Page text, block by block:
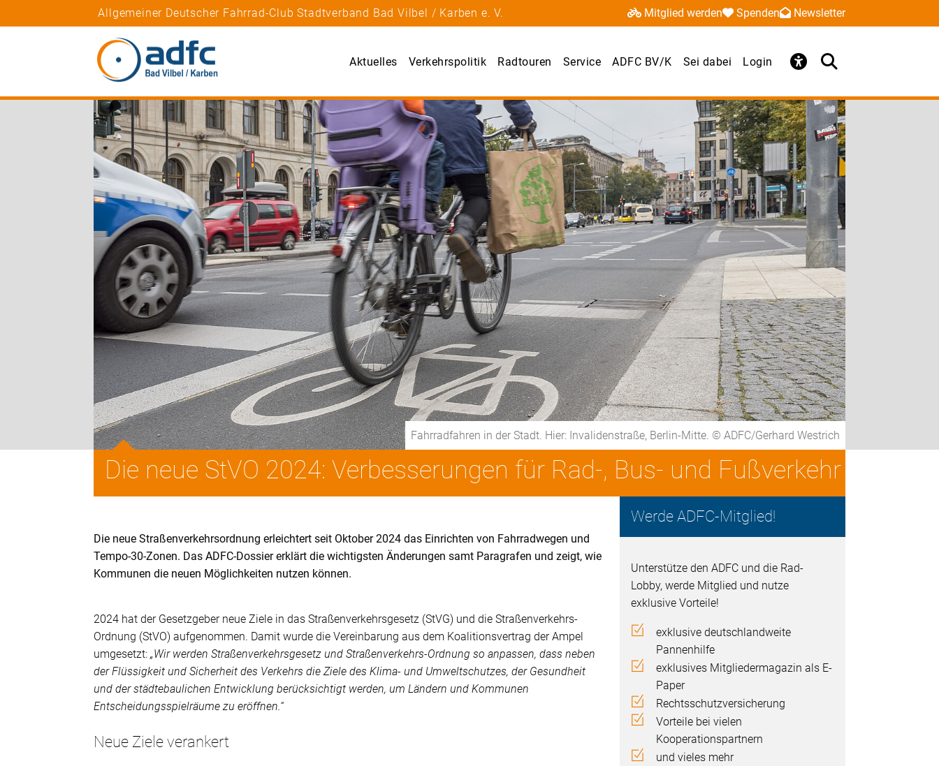
Allgemeiner Deutscher Fahrrad-Club Stadtverband Bad Vilbel / Karben e. V. Mitglied werden Spenden Newsletter
Aktuelles Verkehrspolitik Radtouren Service ADFC BV/K Sei dabei Login
Fahrradfahren in der Stadt. Hier: Invalidenstraße, Berlin-Mitte. © ADFC/Gerhard Westrich
Die neue StVO 2024: Verbesserungen für Rad-, Bus- und Fußverkehr
Werde ADFC-Mitglied!
Unterstütze den ADFC und die Rad-
Lobby, werde Mitglied und nutze
exklusive Vorteile!
exklusive deutschlandweite
Pannenhilfe
exklusives Mitgliedermagazin als E-
Paper
Rechtsschutzversicherung
Vorteile bei vielen
Kooperationspartnern
und vieles mehr
Die neue Straßenverkehrsordnung erleichtert seit Oktober 2024 das Einrichten von Fahrradwegen und
Tempo-30-Zonen. Das ADFC-Dossier erklärt die wichtigsten Änderungen samt Paragrafen und zeigt, wie
Kommunen die neuen Möglichkeiten nutzen können.
2024 hat der Gesetzgeber neue Ziele in das Straßenverkehrsgesetz (StVG) und die Straßenverkehrs-
Ordnung (StVO) aufgenommen. Damit wurde die Vereinbarung aus dem Koalitionsvertrag der Ampel
umgesetzt:„Wir werden Straßenverkehrsgesetz und Straßenverkehrs-Ordnung so anpassen, dass neben
der Flüssigkeit und Sicherheit des Verkehrs die Ziele des Klima- und Umweltschutzes, der Gesundheit
und der städtebaulichen Entwicklung berücksichtigt werden, um Ländern und Kommunen
Entscheidungsspielräume zu eröffnen.“
Neue Ziele verankert